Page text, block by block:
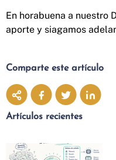
En horabuena a nuestro
aporte y siagamos
Comparte este artículo
Artículos recientes